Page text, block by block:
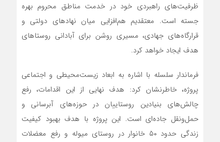
ظرفیت‌های راهبردی خود در خدمت مناطق محروم بهره
جسته است. معتقدیم هم‌افزایی میان نهادهای دولتی و
قرارگاه‌های جهادی، مسیری روشن برای آبادانی روستاهای
هدف ایجاد خواهد کرد.
فرماندار سلسله با اشاره به ابعاد زیست‌محیطی و اجتماعی
پروژه، خاطرنشان کرد: هدف نهایی از این اقدامات، رفع
چالش‌های بنیادین روستاییان در حوزه‌های آبرسانی و
حمل‌ونقل جاده‌ای است. این پروژه با هدف بهبود کیفیت
زندگی حدود ۵۰ خانوار در روستای میوله و رفع معضلات